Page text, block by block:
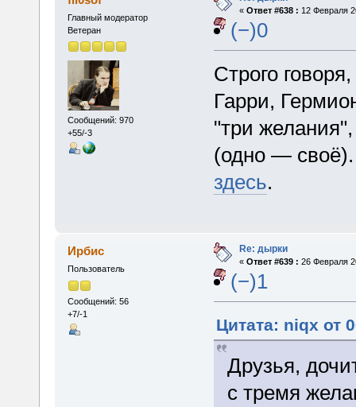
Главный модератор
Ветеран
Сообщений: 970
+55/-3
« Ответ #638 : 12 Февраля
(−)0
Строго
Гарри,
"три
(одно —
здесь.
Ирбис
Пользователь
Сообщений: 56
+7/-1
Re: дырки
« Ответ #639 : 26 Февраля
(−)1
Цитата: niqx от
Друзья,
с тремя